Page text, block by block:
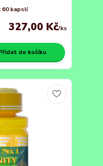
60 kapslí
327,00 Kč/ks
do košíku